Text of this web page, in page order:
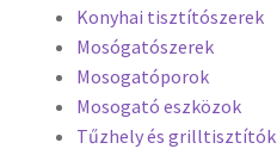
Konyhai tisztítószerek
Mosógatószerek
Mosogatóporok
Mosogató eszközok
Tűzhely és grilltisztítók